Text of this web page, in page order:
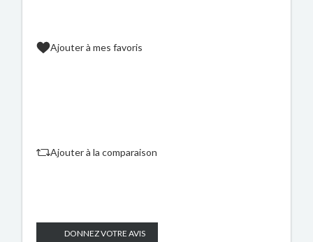
Ajouter à mes favoris
Ajouter à la comparaison
DONNEZ VOTRE AVIS